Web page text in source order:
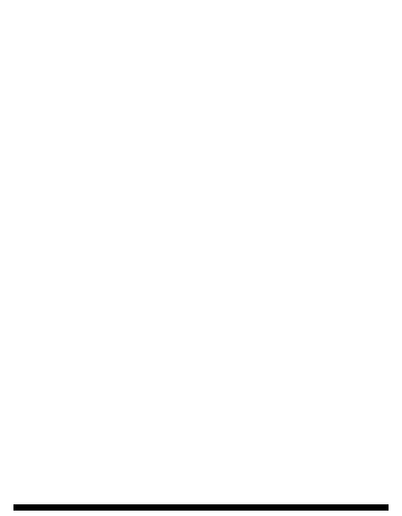
แข็งกร้าวและบทบาทสำคัญของอิหร่านในการทำลายความ